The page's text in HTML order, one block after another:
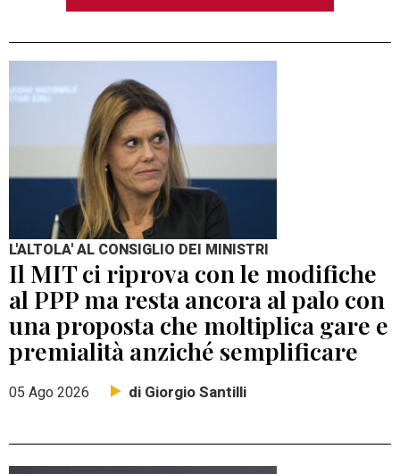
L'ALTOLA' AL CONSIGLIO DEI MINISTRI
Il MIT ci riprova con le modifiche
al PPP ma resta ancora al palo con
una proposta che moltiplica gare e
premialità anziché semplificare
05 Ago 2026 di Giorgio Santilli